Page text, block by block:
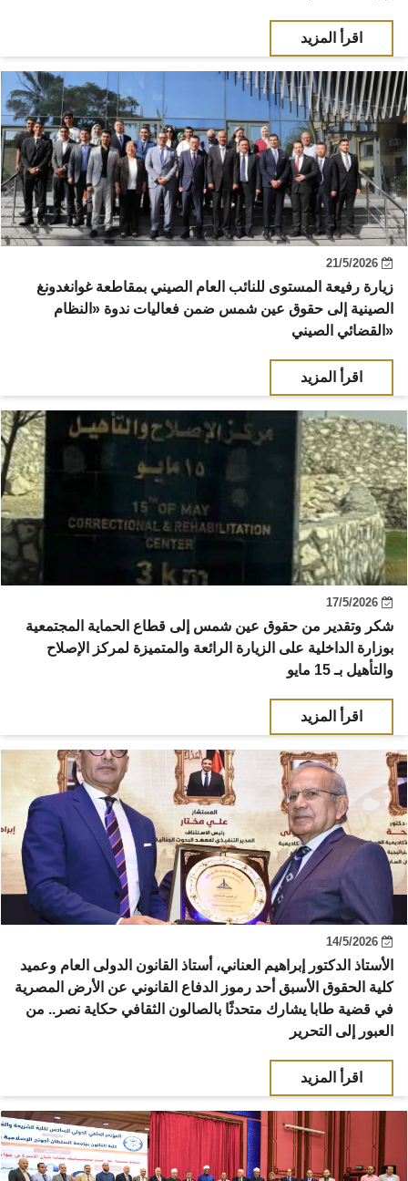
اقرأ المزيد
زيارة رفيعة المستوى للنائب العام الصيني بمقاطعة غوانغدونغ
الصينية إلى حقوق عين شمس ضمن فعاليات ندوة «النظام
القضائي الصيني»
اقرأ المزيد
شكر وتقدير من حقوق عين شمس إلى قطاع الحماية المجتمعية
بوزارة الداخلية على الزيارة الرائعة والمتميزة لمركز الإصلاح
والتأهيل بـ 15 مايو
اقرأ المزيد
الأستاذ الدكتور إبراهيم العناني، أستاذ القانون الدولى العام وعميد
كلية الحقوق الأسبق أحد رموز الدفاع القانوني عن الأرض المصرية
في قضية طابا يشارك متحدثًا بالصالون الثقافي حكاية نصر.. من
العبور إلى التحرير
اقرأ المزيد